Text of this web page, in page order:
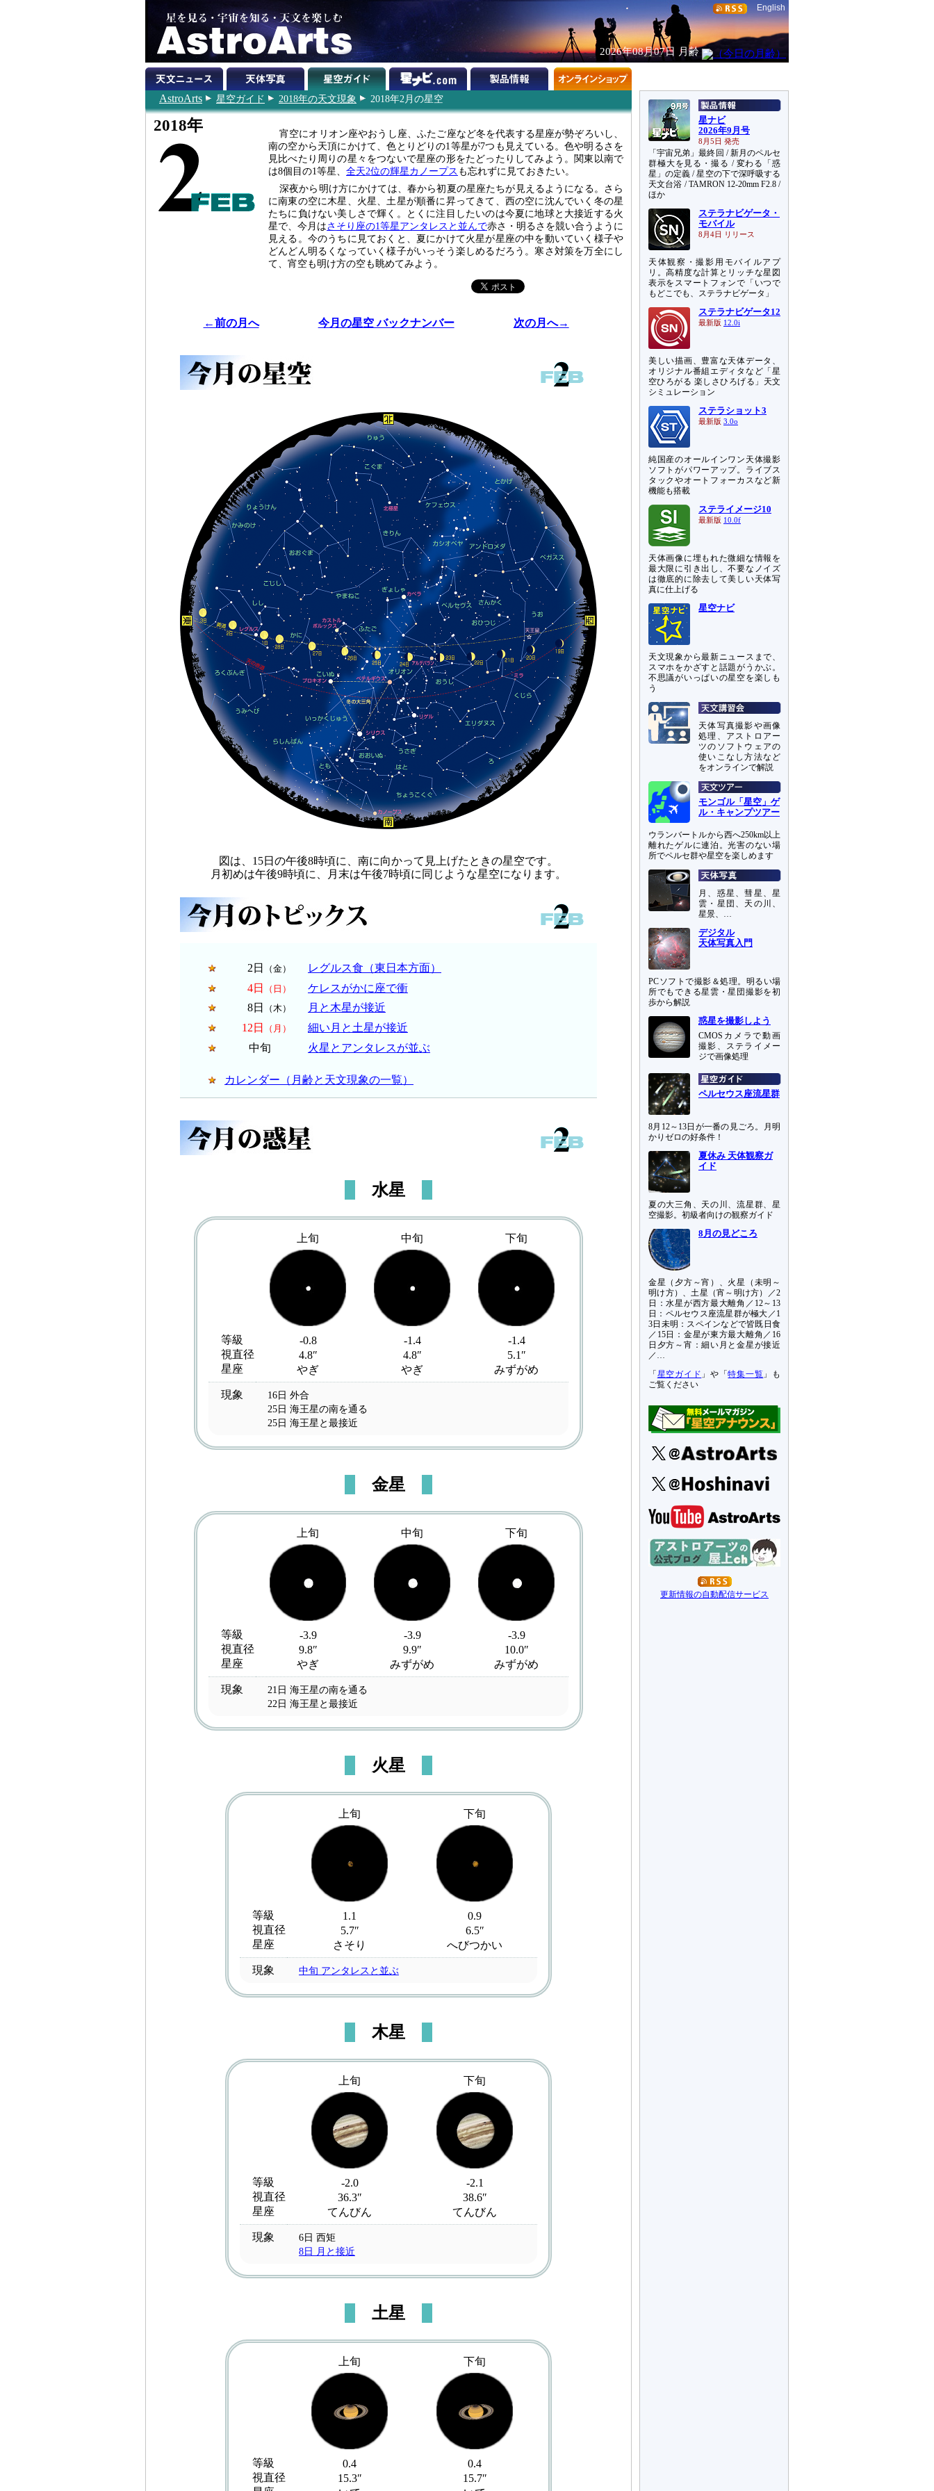
English
2026年08月07日 月齢
AstroArts 星空ガイド 2018年の天文現象 2018年2月の星空
2018年
宵空にオリオン座やおうし座、ふたご座など冬を代表する星座が勢ぞろいし、
南の空から天頂にかけて、色とりどりの1等星が7つも見えている。色や明るさを
見比べたり周りの星々をつないで星座の形をたどったりしてみよう。関東以南で
は8個目の1等星、 全天2位の輝星カノープス も忘れずに見ておきたい。
深夜から明け方にかけては、春から初夏の星座たちが見えるようになる。さら
に南東の空に木星、火星、土星が順番に昇ってきて、西の空に沈んでいく冬の星
たちに負けない美しさで輝く。とくに注目したいのは今夏に地球と大接近する火
星で、今月はさそり座の1等星アンタレスと並んで赤さ・明るさを競い合うように
見える。今のうちに見ておくと、夏にかけて火星が星座の中を動いていく様子や
どんどん明るくなっていく様子がいっそう楽しめるだろう。寒さ対策を万全にし
て、宵空も明け方の空も眺めてみよう。
←前の月へ 今月の星空 バックナンバー 次の月へ→
図は、15日の午後8時頃に、南に向かって見上げたときの星空です。
月初めは午後9時頃に、月末は午後7時頃に同じような星空になります。
2日 （金）
レグルス食（東日本方面）
4日
（日）
ケレスがかに座で衝
8日
（木）
月と木星が接近
12日
（月）
細い月と土星が接近
中旬
火星とアンタレスが並ぶ
カレンダー（月齢と天文現象の一覧）
水星
上旬 中旬 下旬
等級 -0.8 -1.4
-1.4
視直径
4.8″ 4.8″
5.1″
星座
やぎ やぎ みずがめ
現象
16日 外合
25日 海王星の南を通る
25日 海王星と最接近
金星
上旬 中旬 下旬
等級 -3.9 -3.9
-3.9
視直径
9.8″ 9.9″
10.0″
星座
やぎ みずがめ みずがめ
現象
21日 海王星の南を通る
22日 海王星と最接近
火星
上旬 下旬
等級 1.1
0.9
視直径
5.7″
6.5″
星座
さそり へびつかい
現象 中旬 アンタレスと並ぶ
木星
上旬 下旬
等級 -2.0
-2.1
視直径
36.3″
38.6″
星座
てんびん てんびん
現象
6日 西矩
8日 月と接近
土星
上旬 下旬
等級 0.4
0.4
視直径
15.3″
15.7″
星ナビ
2026年9月号
8月5日 発売
「宇宙兄弟」最終回 / 新月のペルセ
群極大を見る・撮る / 変わる「惑
星」の定義 / 星空の下で深呼吸する
天文台浴 / TAMRON 12-20mm F2.8 /
ほか
ステラナビゲータ・
モバイル
8月4日 リリース
天体観察・撮影用モバイルアプ
リ。高精度な計算とリッチな星図
表示をスマートフォンで「いつで
もどこでも、ステラナビゲータ」
ステラナビゲータ12
最新版 12.0i
美しい描画、豊富な天体データ、
オリジナル番組エディタなど「星
空ひろがる 楽しさひろげる」天文
シミュレーション
ステラショット3
最新版 3.0o
純国産のオールインワン天体撮影
ソフトがパワーアップ。ライブス
タックやオートフォーカスなど新
機能も搭載
ステライメージ10
最新版 10.0f
天体画像に埋もれた微細な情報を
最大限に引き出し、不要なノイズ
は徹底的に除去して美しい天体写
真に仕上げる
星空ナビ
天文現象から最新ニュースまで、
スマホをかざすと話題がうかぶ。
不思議がいっぱいの星空を楽しも
う
天体写真撮影や画像
処理、アストロアー
ツのソフトウェアの
使いこなし方法など
をオンラインで解説
モンゴル「星空」ゲ
ル・キャンプツアー
ウランバートルから西へ250km以上
離れたゲルに連泊。光害のない場
所でペルセ群や星空を楽しめます
月、惑星、彗星、星
雲・星団、天の川、
星景、…
デジタル
天体写真入門
PCソフトで撮影＆処理。明るい場
所でもできる星雲・星団撮影を初
歩から解説
惑星を撮影しよう
CMOSカメラで動画
撮影、ステライメー
ジで画像処理
ペルセウス座流星群
8月12～13日が一番の見ごろ。月明
かりゼロの好条件！
夏休み 天体観察ガ
イド
夏の大三角、天の川、流星群、星
空撮影。初級者向けの観察ガイド
8月の見どころ
金星（夕方～宵）、火星（未明～
明け方）、土星（宵～明け方）／2
日：水星が西方最大離角／12～13
日：ペルセウス座流星群が極大／1
3日未明：スペインなどで皆既日食
／15日：金星が東方最大離角／16
日夕方～宵：細い月と金星が接近
／…
「 星空ガイド 」や「特集一覧 」も
ご覧ください
更新情報の自動配信サービス